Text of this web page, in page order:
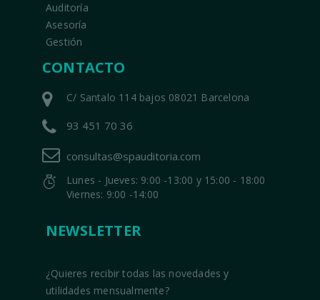
Auditoría
Asesoría
Gestión
CONTACTO
C/ Santalo 114 bajos 08021 Barcelona
93 451 70 36
consultas@spauditoria.com
Lunes - Jueves: 9:00 -13:00 y 15:00 - 18:00
Viernes: 9:00 -14:00
NEWSLETTER
¿Quieres recibir todas las novedades y
utilidades mensualmente?